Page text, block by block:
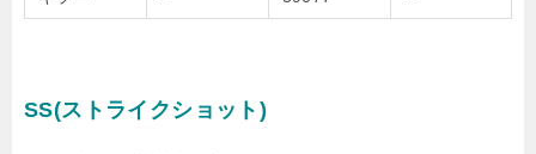
SS(ストライクショット)